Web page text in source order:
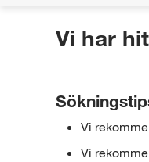
Vi har
Vi
Vi